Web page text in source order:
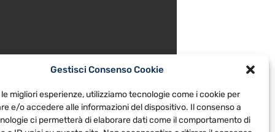
Gestisci Consenso Cookie
migliori esperienze, utilizziamo tecnologie come i cookie per
e/o accedere alle informazioni del dispositivo. Il consenso a
ci permetterà di elaborare dati come il comportamento di